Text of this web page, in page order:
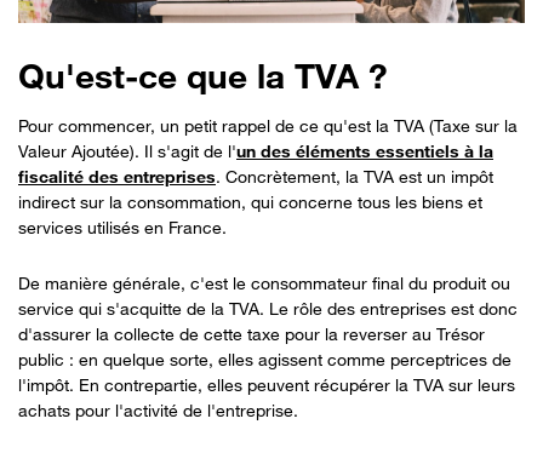
Qu'est-ce que la TVA ?
Pour commencer, un petit rappel de ce qu'est la TVA (Taxe sur la
Valeur Ajoutée). Il s'agit de l'un des éléments essentiels à la
fiscalité des entreprises. Concrètement, la TVA est un impôt
indirect sur la consommation, qui concerne tous les biens et
services utilisés en France.
De manière générale, c'est le consommateur final du produit ou
service qui s'acquitte de la TVA. Le rôle des entreprises est donc
d'assurer la collecte de cette taxe pour la reverser au Trésor
public : en quelque sorte, elles agissent comme perceptrices de
l'impôt. En contrepartie, elles peuvent récupérer la TVA sur leurs
achats pour l'activité de l'entreprise.